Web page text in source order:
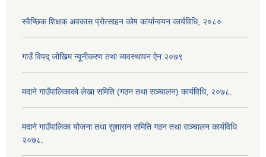
स्वैच्छिक शिक्षक अवकास प्रोत्साहन कोष कार्यान्वयन कार्यविधि, २०८०
गाउँ विपद् जोखिम न्यूनीकरण तथा व्यवस्थापन ऐन २०७९
मदाने गाउँपालिकाको लेखा समिति (गठन तथा सञ्चालन) कार्यविधि, २०७८.
मदाने गाउँपालिका योजना तथा सुशासन समिति गठन तथा सञ्चालन कार्यविधि
२०७८.